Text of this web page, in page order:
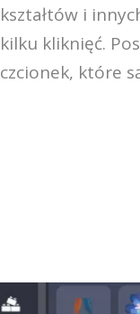
kształtów i
kilku kliknięć.
czcionek, które